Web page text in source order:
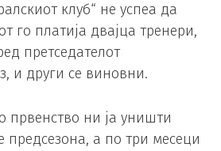
клуб“ не успеа да
го платија двајца тренери,
претседателот
и други се виновни.
првенство ни ја уништи
предсезона, а по три месеци